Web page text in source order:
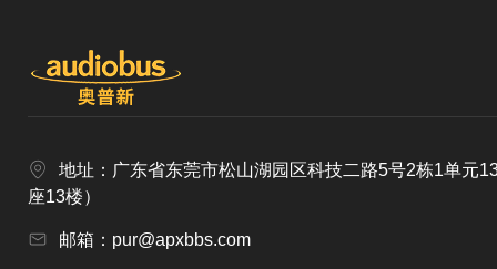
地址：广东省东莞市松山湖园区科技二路5号2栋1单元
座13楼）
邮箱：pur@apxbbs.com